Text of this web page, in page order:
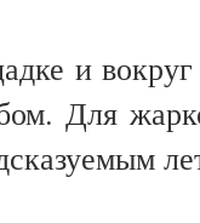
и вокруг
Для